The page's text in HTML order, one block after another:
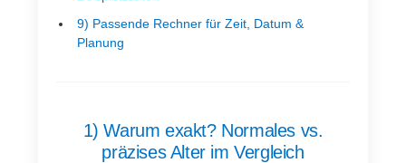
9) Passende Rechner für Zeit, Datum &
Planung
1) Warum exakt? Normales vs.
präzises Alter im Vergleich